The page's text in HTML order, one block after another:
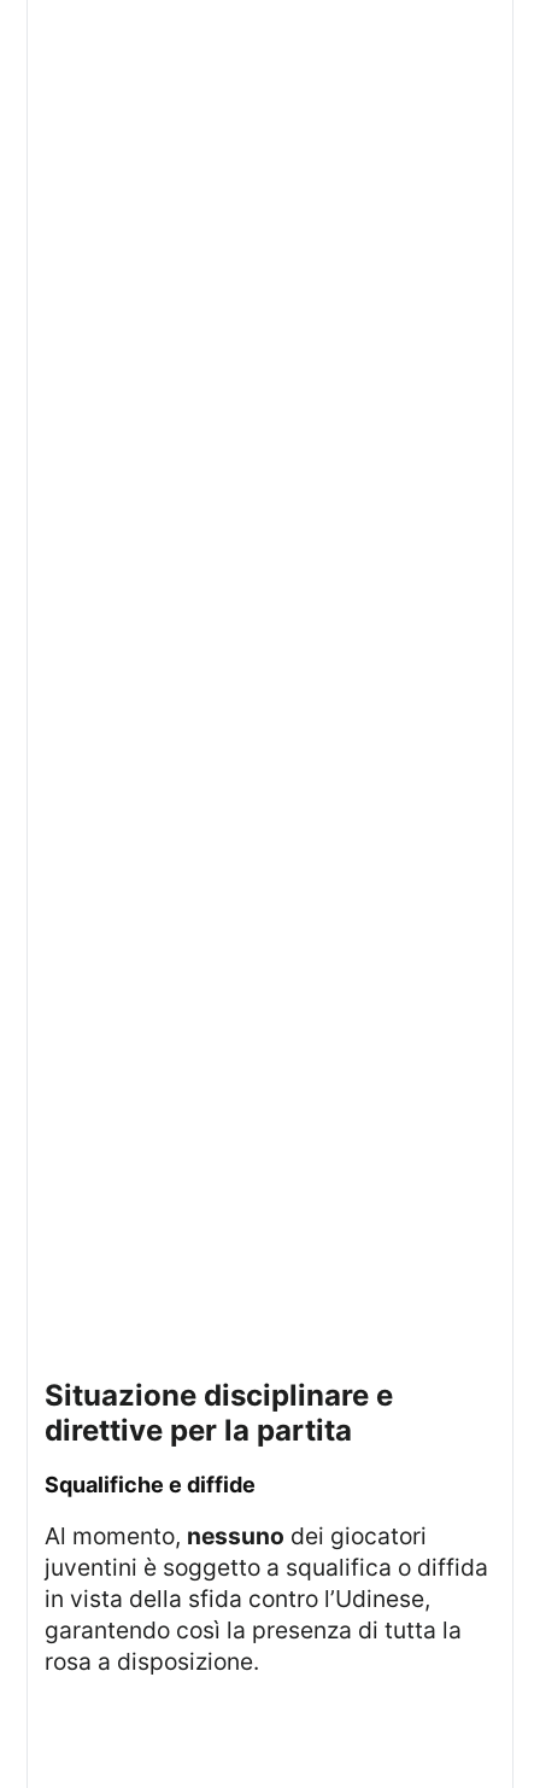
situazione disciplinare e
direttive per la partita
squalifiche e diffide
Al momento, nessuno dei giocatori
juventini è soggetto a squalifica o diffida
in vista della sfida contro l’Udinese,
garantendo così la presenza di tutta la
rosa a disposizione.